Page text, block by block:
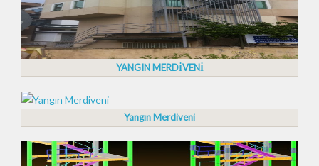
YANGIN MERDİVENİ
Yangın Merdiveni